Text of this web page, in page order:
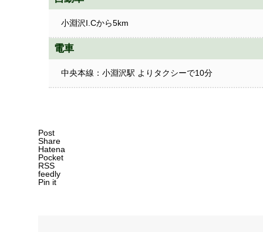
小淵沢I.Cから5km
電車
中央本線：小淵沢駅 よりタクシーで10分
Post
Share
Hatena
Pocket
RSS
feedly
Pin it